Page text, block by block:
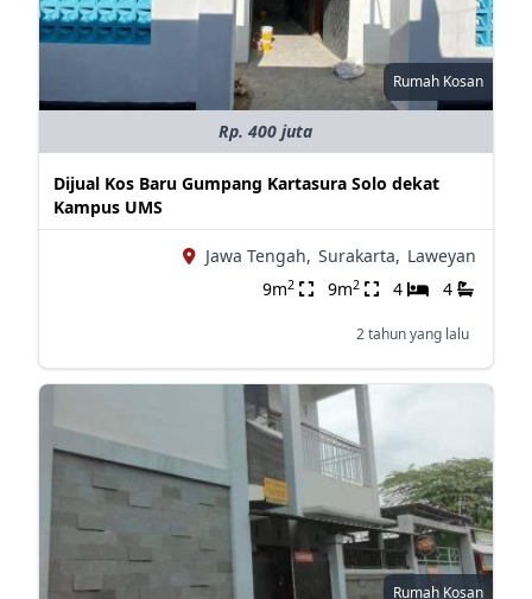
Rumah Kosan
Rp. 400 juta
Dijual Kos Baru Gumpang Kartasura Solo dekat
Kampus UMS
Jawa Tengah, Surakarta, Laweyan
9m2 9m2 4 4
2 tahun yang lalu
Rumah Kosan